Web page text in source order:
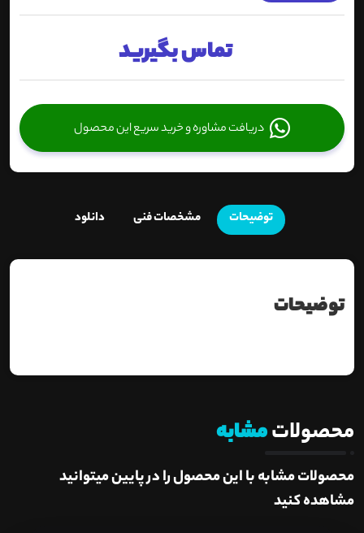
تماس بگیرید
دریافت مشاوره و خرید سریع این محصول
توضیحات مشخصات فنی دانلود
توضیحات
محصولاتمشابه
محصولات مشابه با این محصول را در پایین میتوانید
مشاهده کنید